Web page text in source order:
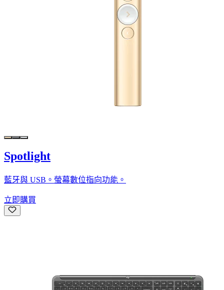
Spotlight
藍牙與 USB。螢幕數位指向功能。
立即購買